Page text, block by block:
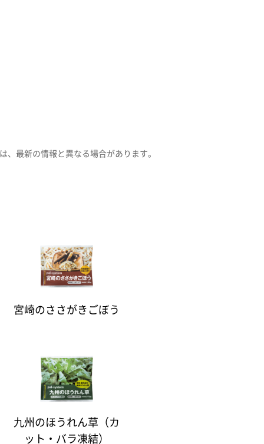
、最新の情報と異なる場合があります。
宮崎のささがきごぼう
九州のほうれん草（カ
ット・バラ凍結）